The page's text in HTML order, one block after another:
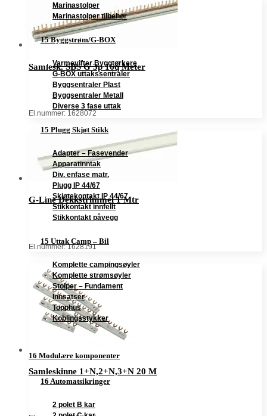
Marinastolper
Marinastolper tilbehør
15 Byggstrøm/G-BOX
Varmevifter Byggtørkere
G-BOX uttakssentraler
Byggsentraler Plast
Byggsentraler Metall
Diverse 3 fase uttak
15 Plugg Skjøt Stikk
Adapter – Fasevender
Apparatinntak
Div. enfase matr.
Plugg IP 44/67
Skjøtekontakt IP 44/67
Stikkontakt innfellt
Stikkontakt påvegg
15 Uttak Camp – Bil
Komplette campingsøyler
Komplette strømsøyler
Stolper – Fundament
Innsatser
Topphus
Koblingsstykker
16 Modulære komponenter
16 Automatsikringer
2 polet B kar
Samlesk. SBS G 3p 16q Meter
El.nummer: 1628072
G-Line Dekkstrimmel 1 Mtr
El.nummer: 1628191
Samleskinne 1+N,2+N,3+N 20 M